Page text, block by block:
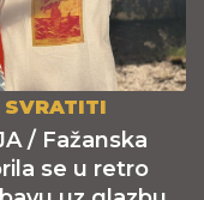
SVRATITI
/ Fažanska
se u retro